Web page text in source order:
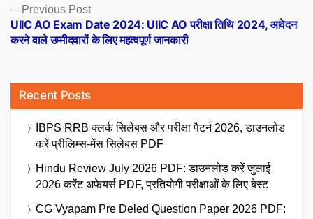
Previous PostPrevious
post:
UIIC AO Exam Date 2024: UIIC AO परीक्षा तिथि 2024, आवेदन
करने वाले उम्मीदवारों के लिए महत्वपूर्ण जानकारी
Recent Posts
IBPS RRB क्लर्क सिलेबस और परीक्षा पैटर्न 2026, डाउनलोड
करें प्रीलिम्स-मेंस सिलेबस PDF
Hindu Review July 2026 PDF: डाउनलोड करें जुलाई
2026 करेंट अफेयर्स PDF, प्रतियोगी परीक्षाओं के लिए बेस्ट
CG Vyapam Pre Deled Question Paper 2026 PDF: